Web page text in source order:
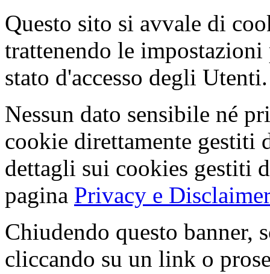
Questo sito si avvale di
trattenendo le
stato d'accesso degli Utenti.
Nessun dato sensibile né
cookie direttamente gestiti
dettagli sui cookies gestiti
pagina Privacy e Disclaimer
Chiudendo questo banner,
cliccando su un link o